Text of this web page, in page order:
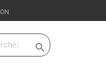
